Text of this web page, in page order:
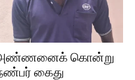
அண்ணனைக் கொன்று
கைது